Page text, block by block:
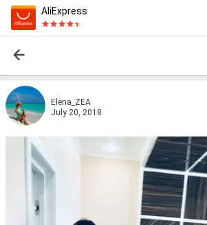
AliExpress
Elena_ZEA
July 20, 2018